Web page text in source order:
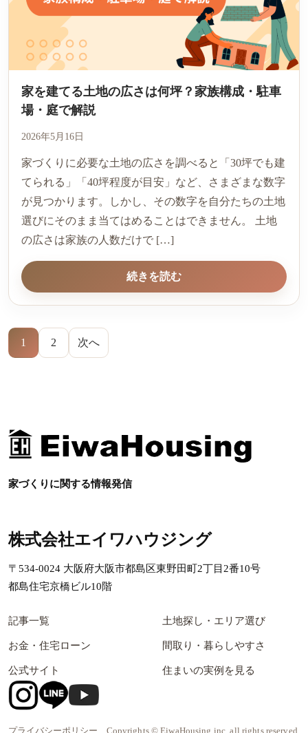
家を建てる土地の広さは何坪？家族構成・駐車
場・庭で解説
2026年5月16日
家づくりに必要な土地の広さを調べると「30坪でも建
てられる」「40坪程度が目安」など、さまざまな数字
が見つかります。しかし、その数字を自分たちの土地
選びにそのまま当てはめることはできません。 土地
の広さは家族の人数だけで […]
続きを読む
投稿一覧のページ送り
1 2 次へ
家づくりに関する情報発信
株式会社エイワハウジング
〒534-0024 大阪府大阪市都島区東野田町2丁目2番10号
都島住宅京橋ビル10階
記事一覧 土地探し・エリア選び
お金・住宅ローン 間取り・暮らしやすさ
公式サイト 住まいの実例を見る
プライバシーポリシー Copyrights © EiwaHousing inc. all rights reserved.